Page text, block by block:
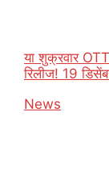
या शुक्रवार
रिलीज! 19
In relation to
News